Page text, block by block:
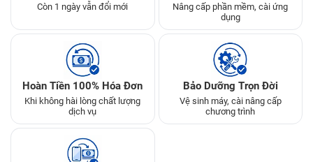
Còn 1 ngày vẫn đổi mới
Nâng cấp phần mềm, cài ứng
dụng
Hoàn Tiền 100% Hóa Đơn
Khi không hài lòng chất lượng
dịch vụ
Bảo Dưỡng Trọn Đời
Vệ sinh máy, cài nâng cấp
chương trình